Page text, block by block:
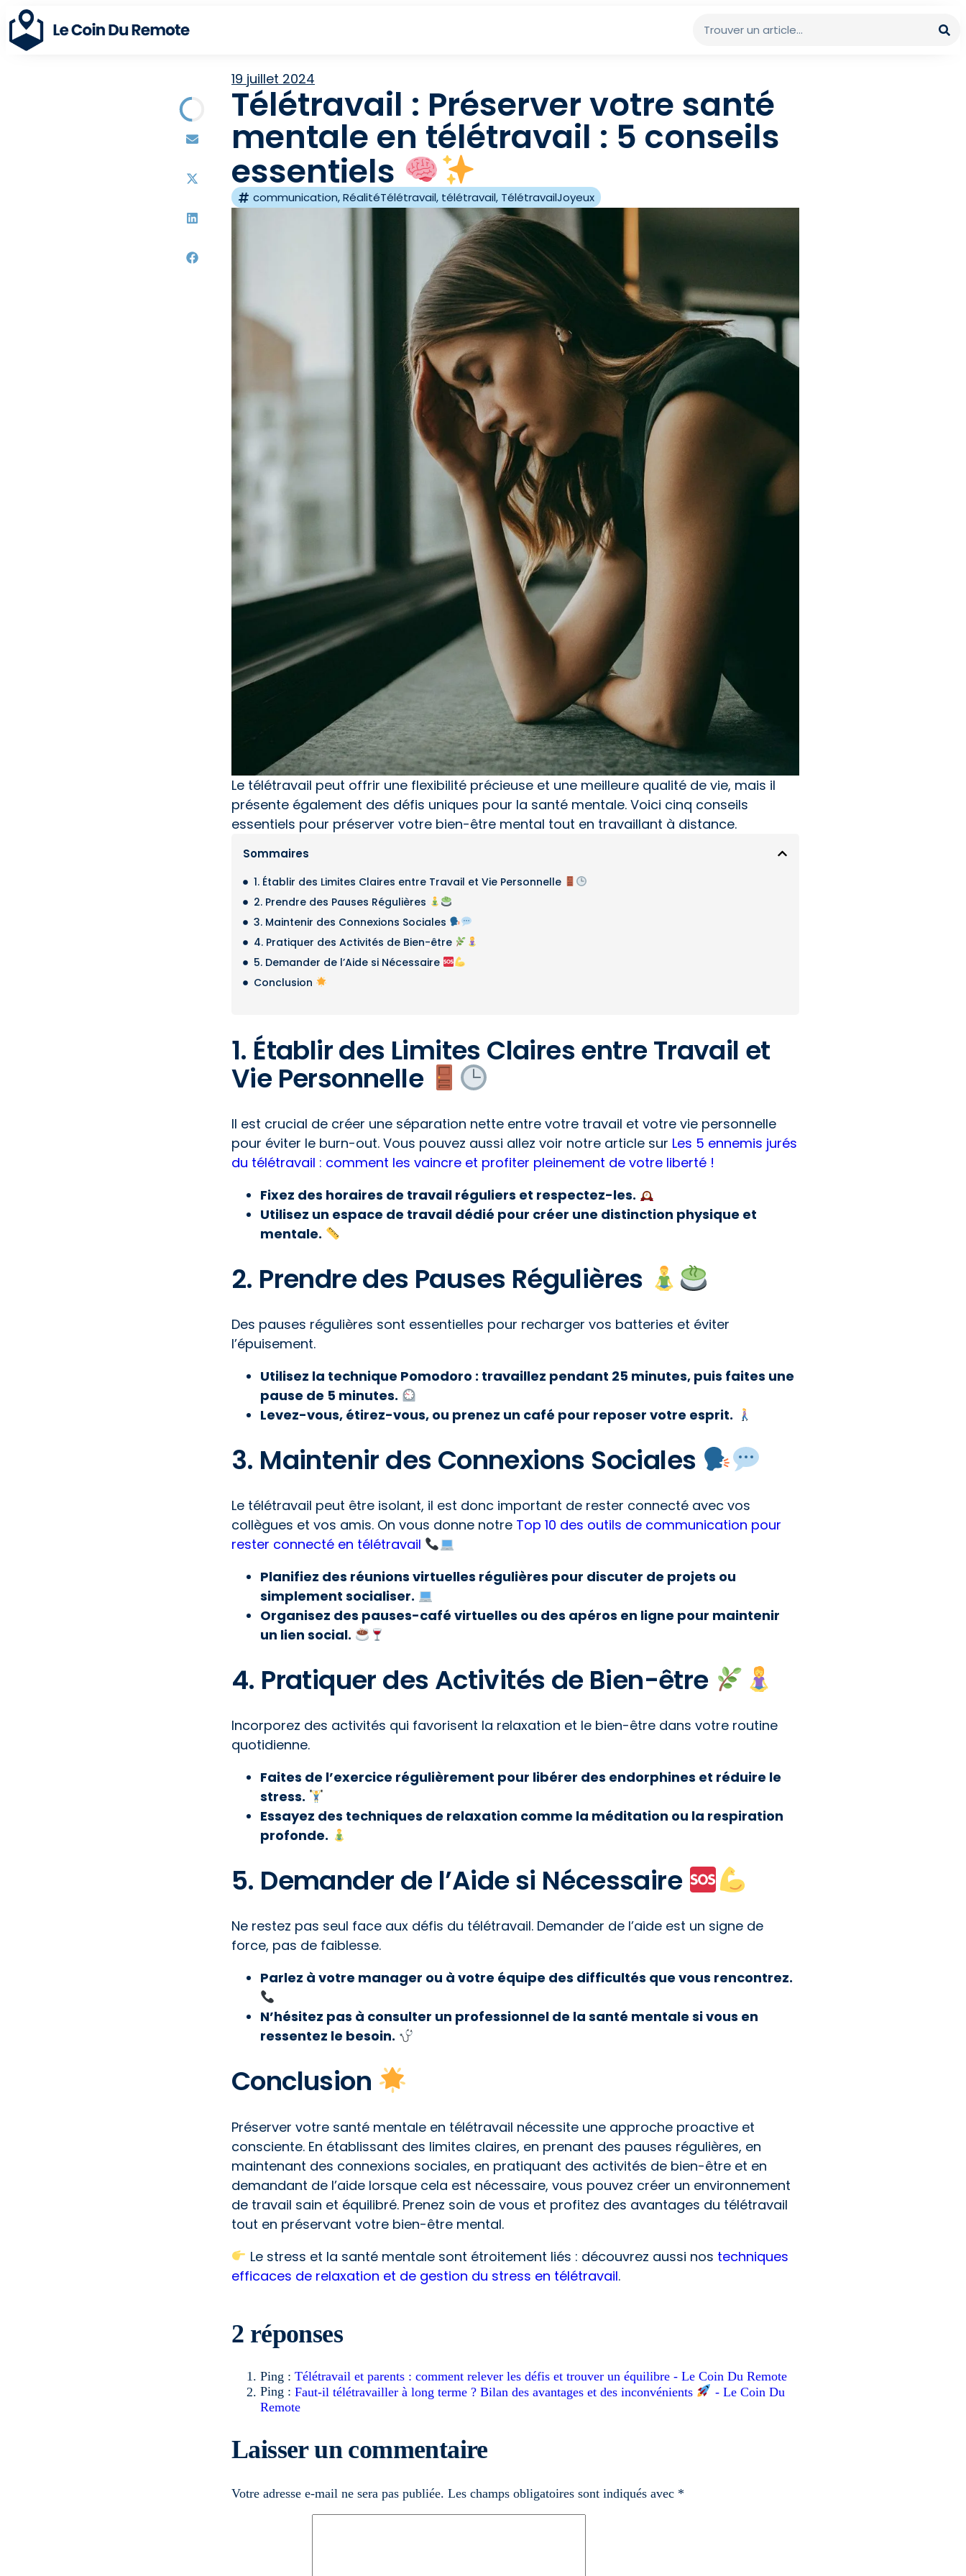
19 juillet 2024
Télétravail : Préserver votre santé
mentale en télétravail : 5 conseils
essentiels
communication,RéalitéTélétravail, télétravail, TélétravailJoyeux
Le télétravail peut offrir une flexibilité précieuse et une meilleure qualité de vie, mais il
présente également des défis uniques pour la santé mentale. Voici cinq conseils
essentiels pour préserver votre bien-être mental tout en travaillant à distance.
Sommaires
1. Établir des Limites Claires entre Travail et Vie Personnelle
2. Prendre des Pauses Régulières
3. Maintenir des Connexions Sociales
4. Pratiquer des Activités de Bien-être
5. Demander de l’Aide si Nécessaire
Conclusion
1. Établir des Limites Claires entre Travail et
Vie Personnelle
Il est crucial de créer une séparation nette entre votre travail et votre vie personnelle
pour éviter le burn-out. Vous pouvez aussi allez voir notre article sur Les 5 ennemis jurés
du télétravail : comment les vaincre et profiter pleinement de votre liberté !
Fixez des horaires de travail réguliers et respectez-les.
Utilisez un espace de travail dédié pour créer une distinction physique et
mentale.
2. Prendre des Pauses Régulières
Des pauses régulières sont essentielles pour recharger vos batteries et éviter
l’épuisement.
Utilisez la technique Pomodoro : travaillez pendant 25 minutes, puis faites une
pause de 5 minutes.
Levez-vous, étirez-vous, ou prenez un café pour reposer votre esprit.
3. Maintenir des Connexions Sociales
Le télétravail peut être isolant, il est donc important de rester connecté avec vos
collègues et vos amis. On vous donne notre Top 10 des outils de communication pour
rester connecté en télétravail
Planifiez des réunions virtuelles régulières pour discuter de projets ou
simplement socialiser.
Organisez des pauses-café virtuelles ou des apéros en ligne pour maintenir
un lien social.
4. Pratiquer des Activités de Bien-être
Incorporez des activités qui favorisent la relaxation et le bien-être dans votre routine
quotidienne.
Faites de l’exercice régulièrement pour libérer des endorphines et réduire le
stress.
Essayez des techniques de relaxation comme la méditation ou la respiration
profonde.
5. Demander de l’Aide si Nécessaire
Ne restez pas seul face aux défis du télétravail. Demander de l’aide est un signe de
force, pas de faiblesse.
Parlez à votre manager ou à votre équipe des difficultés que vous rencontrez.
N’hésitez pas à consulter un professionnel de la santé mentale si vous en
ressentez le besoin.
Conclusion
Préserver votre santé mentale en télétravail nécessite une approche proactive et
consciente. En établissant des limites claires, en prenant des pauses régulières, en
maintenant des connexions sociales, en pratiquant des activités de bien-être et en
demandant de l’aide lorsque cela est nécessaire, vous pouvez créer un environnement
de travail sain et équilibré. Prenez soin de vous et profitez des avantages du télétravail
tout en préservant votre bien-être mental.
Le stress et la santé mentale sont étroitement liés : découvrez aussi nos techniques
efficaces de relaxation et de gestion du stress en télétravail.
2 réponses
Ping : Télétravail et parents : comment relever les défis et trouver un équilibre - Le Coin Du Remote
Ping : Faut-il télétravailler à long terme ? Bilan des avantages et des inconvénients
- Le Coin Du
Remote
Laisser un commentaire
Votre adresse e-mail ne sera pas publiée. Les champs obligatoires sont indiqués avec *